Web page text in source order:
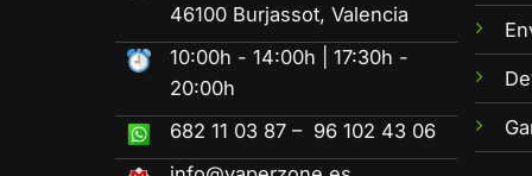
46100 Burjassot, Valencia
10:00h - 14:00h | 17:30h -
20:00h
682 11 03 87 – 96 102 43 06